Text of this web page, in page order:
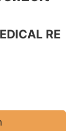
RE